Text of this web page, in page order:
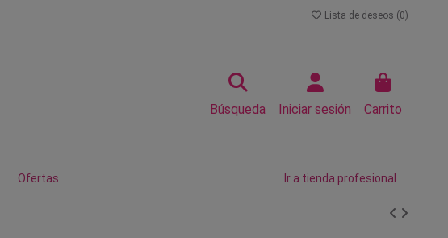
Lista de deseos (0)
Búsqueda Iniciar sesión Carrito
Ofertas Ir a tienda profesional